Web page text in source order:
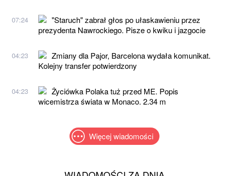
07:24
"Staruch" zabrał głos po ułaskawieniu przez
prezydenta Nawrockiego. Pisze o kwiku i jazgocie
04:23
Zmiany dla Pajor, Barcelona wydała komunikat.
Kolejny transfer potwierdzony
04:23
Życiówka Polaka tuż przed ME. Popis
wicemistrza świata w Monaco. 2.34 m
Więcej wiadomości